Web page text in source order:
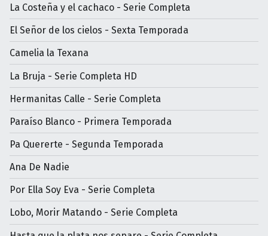
La Costeña y el cachaco - Serie Completa
El Señor de los cielos - Sexta Temporada
Camelia la Texana
La Bruja - Serie Completa HD
Hermanitas Calle - Serie Completa
Paraíso Blanco - Primera Temporada
Pa Quererte - Segunda Temporada
Ana De Nadie
Por Ella Soy Eva - Serie Completa
Lobo, Morir Matando - Serie Completa